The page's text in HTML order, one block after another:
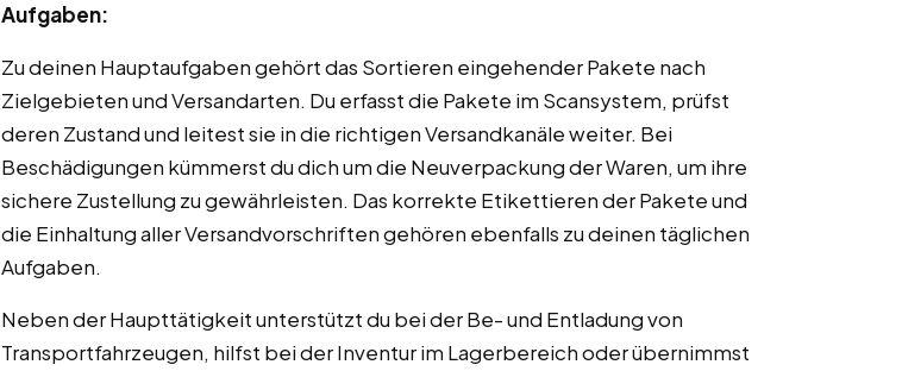
Aufgaben:
Zu deinen Hauptaufgaben gehört das Sortieren eingehender Pakete nach
Zielgebieten und Versandarten. Du erfasst die Pakete im Scansystem, prüfst
deren Zustand und leitest sie in die richtigen Versandkanäle weiter. Bei
Beschädigungen kümmerst du dich um die Neuverpackung der Waren, um ihre
sichere Zustellung zu gewährleisten. Das korrekte Etikettieren der Pakete und
die Einhaltung aller Versandvorschriften gehören ebenfalls zu deinen täglichen
Aufgaben.
Neben der Haupttätigkeit unterstützt du bei der Be- und Entladung von
Transportfahrzeugen, hilfst bei der Inventur im Lagerbereich oder übernimmst